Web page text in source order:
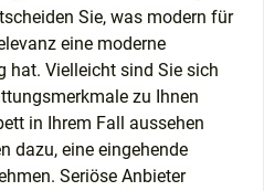
Sie, was modern für
eine moderne
hat. Vielleicht sind Sie sich
zu Ihnen
in Ihrem Fall aussehen
dazu, eine eingehende
Seriöse Anbieter